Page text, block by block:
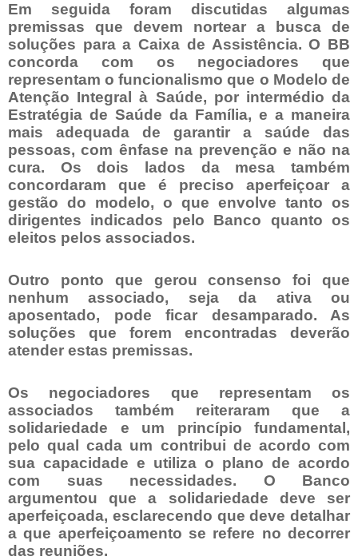
Em seguida foram discutidas algumas
premissas que devem nortear a busca de
soluções para a Caixa de Assistência. O BB
concorda com os negociadores que
representam o funcionalismo que o Modelo de
Atenção Integral à Saúde, por intermédio da
Estratégia de Saúde da Família, e a maneira
mais adequada de garantir a saúde das
pessoas, com ênfase na prevenção e não na
cura. Os dois lados da mesa também
concordaram que é preciso aperfeiçoar a
gestão do modelo, o que envolve tanto os
dirigentes indicados pelo Banco quanto os
eleitos pelos associados.
Outro ponto que gerou consenso foi que
nenhum associado, seja da ativa ou
aposentado, pode ficar desamparado. As
soluções que forem encontradas deverão
atender estas premissas.
Os negociadores que representam os
associados também reiteraram que a
solidariedade e um princípio fundamental,
pelo qual cada um contribui de acordo com
sua capacidade e utiliza o plano de acordo
com suas necessidades. O Banco
argumentou que a solidariedade deve ser
aperfeiçoada, esclarecendo que deve detalhar
a que aperfeiçoamento se refere no decorrer
das reuniões.